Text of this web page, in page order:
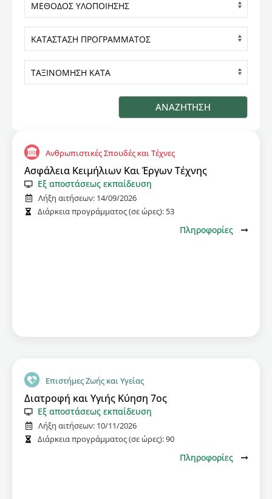
Ανθρωπιστικές Σπουδές και Τέχνες
Ασφάλεια Κειμήλιων Και Έργων Τέχνης
Εξ αποστάσεως εκπαίδευση
Λήξη αιτήσεων: 14/09/2026
Διάρκεια προγράμματος (σε ώρες): 53
Πληροφορίες
Επιστήμες Ζωής και Υγείας
Διατροφή και Υγιής Κύηση 7ος
Εξ αποστάσεως εκπαίδευση
Λήξη αιτήσεων: 10/11/2026
Διάρκεια προγράμματος (σε ώρες):90
Πληροφορίες